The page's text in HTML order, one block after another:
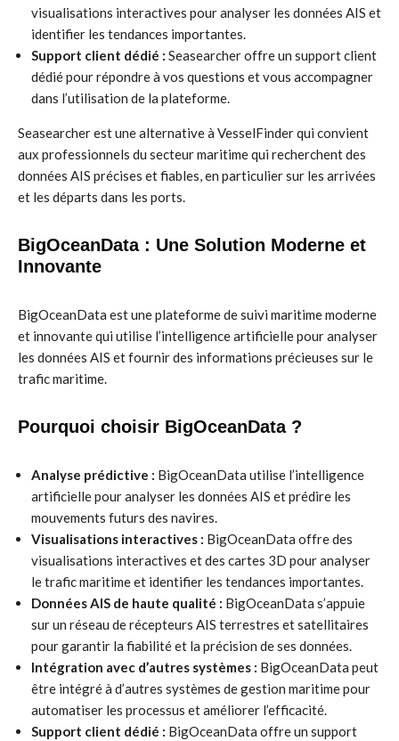
visualisations interactives pour analyser les données AIS et
identifier les tendances importantes.
Support client dédié : Seasearcher offre un support client
dédié pour répondre à vos questions et vous accompagner
dans l’utilisation de la plateforme.
Seasearcher est une alternative à VesselFinder qui convient
aux professionnels du secteur maritime qui recherchent des
données AIS précises et fiables, en particulier sur les arrivées
et les départs dans les ports.
BigOceanData : Une Solution Moderne et
Innovante
BigOceanData est une plateforme de suivi maritime moderne
et innovante qui utilise l’intelligence artificielle pour analyser
les données AIS et fournir des informations précieuses sur le
trafic maritime.
Pourquoi choisir BigOceanData ?
Analyse prédictive : BigOceanData utilise l’intelligence
artificielle pour analyser les données AIS et prédire les
mouvements futurs des navires.
Visualisations interactives : BigOceanData offre des
visualisations interactives et des cartes 3D pour analyser
le trafic maritime et identifier les tendances importantes.
Données AIS de haute qualité : BigOceanData s’appuie
sur un réseau de récepteurs AIS terrestres et satellitaires
pour garantir la fiabilité et la précision de ses données.
Intégration avec d’autres systèmes : BigOceanData peut
être intégré à d’autres systèmes de gestion maritime pour
automatiser les processus et améliorer l’efficacité.
Support client dédié : BigOceanData offre un support